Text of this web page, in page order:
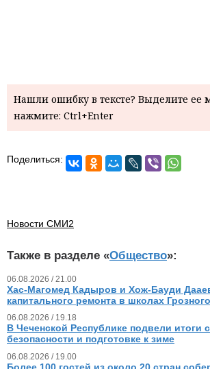
Нашли ошибку в тексте? Выделите
нажмите: Ctrl+Enter
Поделиться:
Новости СМИ2
Также в разделе «Общество»:
06.08.2026 / 21.00
Хас-Магомед Кадыров и Хож-Бауди
капитального ремонта в школах Грозного
06.08.2026 / 19.18
В Чеченской Республике подвели итоги
безопасности и подготовке к зиме
06.08.2026 / 19.00
Более 100 гостей из около 20 стран